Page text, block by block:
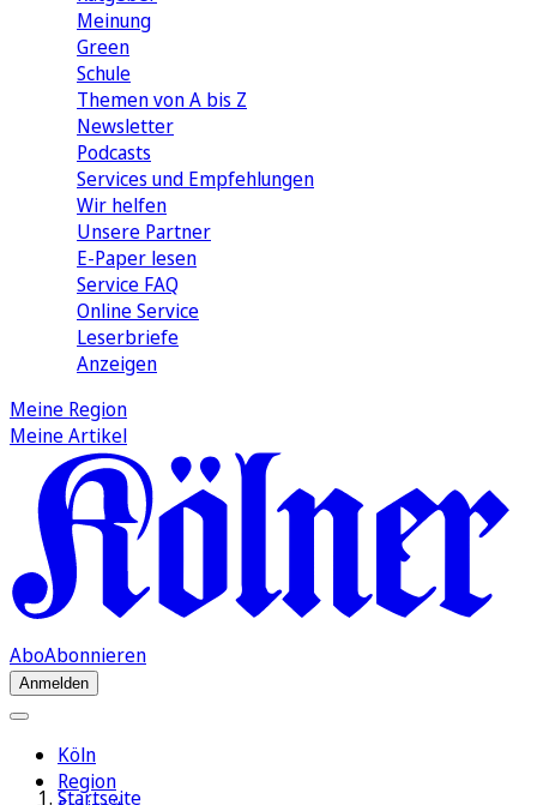
Meinung
Green
Schule
Themen von A bis Z
Newsletter
Podcasts
Services und Empfehlungen
Wir helfen
Unsere Partner
E-Paper lesen
Service FAQ
Online Service
Leserbriefe
Anzeigen
Meine Region
Meine Artikel
AboAbonnieren
Anmelden
Köln
Region
Startseite